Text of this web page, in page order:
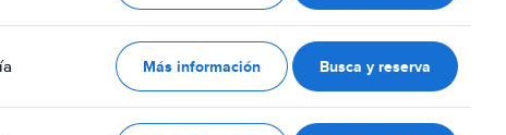
Más información Busca y reserva